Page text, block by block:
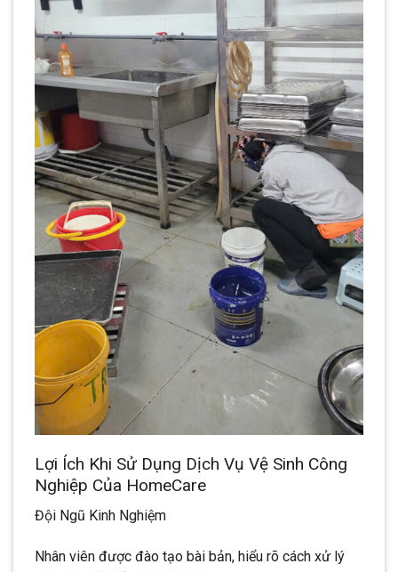
Lợi Ích Khi Sử Dụng Dịch Vụ Vệ Sinh Công
Nghiệp Của HomeCare
Đội Ngũ Kinh Nghiệm
Nhân viên được đào tạo bài bản, hiểu rõ cách xử lý